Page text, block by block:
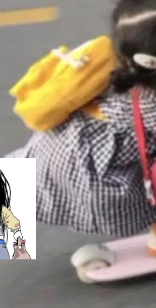
传输引擎接入Mooncake T
性能提升30%、非零拷贝
。UCL-MPComm底层基
信引擎，后续腾讯网平将
Engine的高性能通信组
UCL-MPComm中实现了一
局通信引擎（Engine），
信服“面向企业研发场景的
应用”凭借卓越的技术
选。 全链路私有化部署，
落地 当前，越来越多企业已
工具，通过调用公有云模
提升研发效率。但随着 AI
具逐步走向团队级、组织
落地过程中，对安全性、
了更高要求。 首先是数据
大多数普通研发场景，公
试用和效率提升的需求。
疗等对数据安全要求较...
选工信部人工智能
化部正式发布《2025年人工
》，集中展示人工智能在
盖技术底座、行业赋能、
专题等五大方向。深信服
台）成功入选！ 随着各行
化建设，算力构成形态逐
点也在发生变化：不只是
步看清混合算力时代下，
是否被充分利用，以及持
优化。 深信服AI算力网关
题，从Token治理和成本治
每一份算力都看得清、管
下、更安全！ 一、从现在开
：一个时代的结
始
。MapReduce 作者之一。
TensorFlow 的作者之一。
首席科学家。 Jeff D
27 年后，宣布离职。 他
开的还有 Sanjay Ghema
号 23，Jeff Dean 二十多
和 Bigtable 的共同
大脑核心成员，Se
同发明人）以及 Oriol Vin
责人，AlphaSta...
发布：界面
、记忆搜索增强
全中文编码智能体，这一轮
、记得住」三件事一次补
么 SolonCode 是杭州无
终端编码智能体——一位全
自主理解需求、规划步
型、不挑平台，curl 一行
：Gitee · GitCode · GitHu
（8~26）、macOS / Linu
PC。 # macOS / Linu
-fsSL https://solon.noea
度释放AI Coding
道（CodeArts）
技术的作用与价值 在软件工
业核心知识资产的主要载
常包含数十万乃至数百万
次模型调用可承载的上下
的持续扩张与代码历史的
模块关系、接口契约、业
往分散于数十乃至数百个文
杂的知识关联网络。传统的